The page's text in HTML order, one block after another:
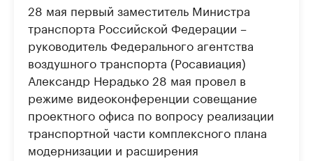
28 мая первый заместитель Министра
транспорта Российской Федерации –
руководитель Федерального агентства
воздушного транспорта (Росавиация)
Александр Нерадько 28 мая провел в
режиме видеоконференции совещание
проектного офиса по вопросу реализации
транспортной части комплексного плана
модернизации и расширения